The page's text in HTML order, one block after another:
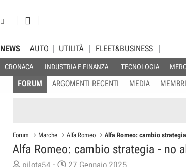
NEWS
CRONACA INDUSTRIA E FINANZA TECNOLOGIA
AUTO UTILITÀ FLEET&BUSINESS
FORUM ARGOMENTI RECENTI MEDIA MEMBRI
Forum Marche Alfa Romeo Alfa Romeo: cambio
Alfa Romeo: cambio strategia - no
C
pilota54
D
27 Gennaio 2025